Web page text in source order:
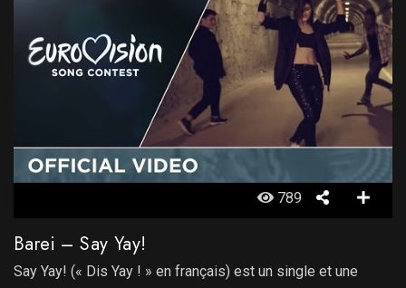
789
Barei – Say Yay!
Say Yay! (« Dis Yay ! » en français) est un single et une